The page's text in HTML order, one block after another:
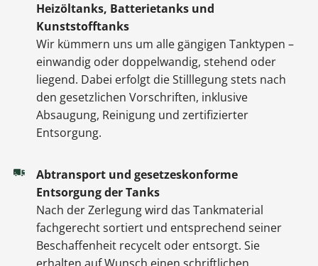
Heizöltanks, Batterietanks und
Kunststofftanks
Wir kümmern uns um alle gängigen Tanktypen –
einwandig oder doppelwandig, stehend oder
liegend. Dabei erfolgt die Stilllegung stets nach
den gesetzlichen Vorschriften, inklusive
Absaugung, Reinigung und zertifizierter
Entsorgung.
Abtransport und gesetzeskonforme
Entsorgung der Tanks
Nach der Zerlegung wird das Tankmaterial
fachgerecht sortiert und entsprechend seiner
Beschaffenheit recycelt oder entsorgt. Sie